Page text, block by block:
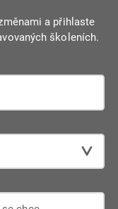
a přihlaste
školeních.